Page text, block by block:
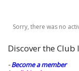
Sorry, there was no
Discover the Club
-Become a member